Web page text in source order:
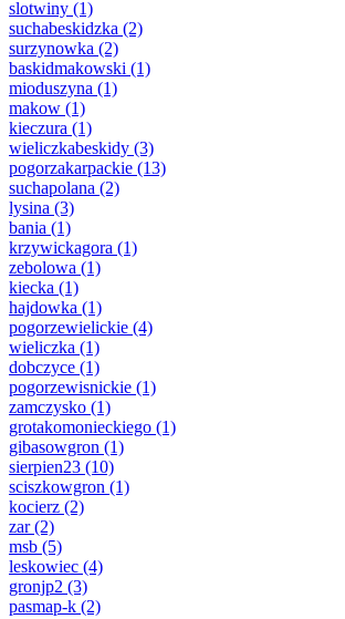
slotwiny (1)
suchabeskidzka (2)
surzynowka (2)
baskidmakowski (1)
mioduszyna (1)
makow (1)
kieczura (1)
wieliczkabeskidy (3)
pogorzakarpackie (13)
suchapolana (2)
lysina (3)
bania (1)
krzywickagora (1)
zebolowa (1)
kiecka (1)
hajdowka (1)
pogorzewielickie (4)
wieliczka (1)
dobczyce (1)
pogorzewisnickie (1)
zamczysko (1)
grotakomonieckiego (1)
gibasowgron (1)
sierpien23 (10)
sciszkowgron (1)
kocierz (2)
zar(2)
msb (5)
leskowiec (4)
gronjp2 (3)
pasmap-k (2)